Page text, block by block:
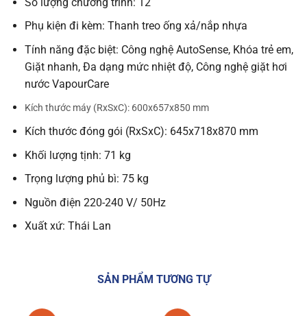
Phụ kiện đi kèm: Thanh treo ống xả/nắp nhựa
Tính năng đặc biệt: Công nghệ AutoSense, Khóa trẻ em,
Giặt nhanh, Đa dạng mức nhiệt độ, Công nghệ giặt hơi
nước VapourCare
Kích thước máy (RxSxC): 600x657x850 mm
Kích thước đóng gói (RxSxC): 645x718x870 mm
Khối lượng tịnh: 71 kg
Trọng lượng phủ bì: 75 kg
Nguồn điện 220-240 V/ 50Hz
Xuất xứ: Thái Lan
SẢN PHẨM TƯƠNG TỰ